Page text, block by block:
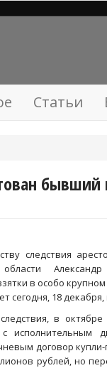
Статьи
бывший
следствия
области
в особо
сегодня, 18
в октябре
исполнительным
договор
рублей, но